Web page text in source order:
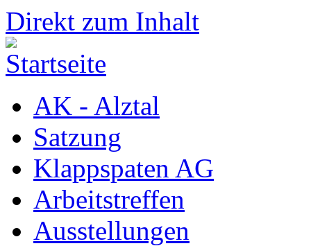
Direkt zum Inhalt
AK - Alztal
Satzung
Klappspaten AG
Arbeitstreffen
Ausstellungen